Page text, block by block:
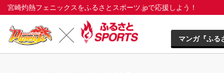
宮崎灼熱フェニックスをふるさとスポーツ.jpで応援しよう！
マンガ『ふる